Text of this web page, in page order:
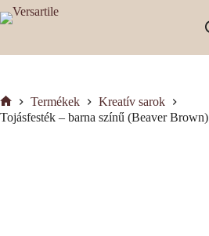
Skip
to
Kezdőlap
Termékek
Kreatív sarok
Tojásfesték – barna színű (Beaver Brown)